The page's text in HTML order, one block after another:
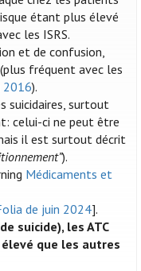
étant plus élevé
les ISRS.
et de confusion,
fréquent avec les
2016).
suicidaires, surtout
celui-ci ne peut être
il est surtout décrit
).
Médicaments et
de juin 2024].
suicide), les ATC
que les autres